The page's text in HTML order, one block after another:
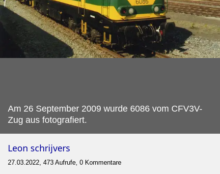
Am 26 September 2009 wurde 6086 vom CFV3V-
Zug aus fotografiert.
Leon schrijvers
27.03.2022, 473 Aufrufe, 0 Kommentare